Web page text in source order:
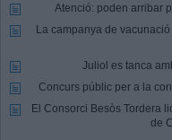
Atenció: poden arribar
La campanya de
Juliol es tanca
Concurs públic per a la
El Consorci Besòs Tordera
de